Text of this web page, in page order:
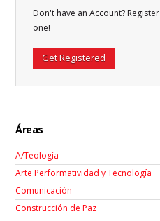
Don't have an Account? Register
one!
Get Registered
Áreas
A/Teología
Arte Performatividad y Tecnología
Comunicación
Construcción de Paz